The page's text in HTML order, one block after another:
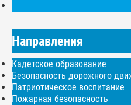
Направления
Кадетское образование
Безопасность дорожного
Патриотическое воспитание
Пожарная безопасность